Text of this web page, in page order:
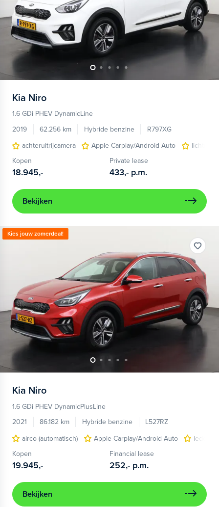
Kia Niro
1.6 GDi PHEV DynamicLine
2019
62.256 km Hybride benzine
R797XG
achteruitrijcamera
Apple Carplay/Android Auto
Kopen
18.945,-
Private lease
433,- p.m.
Bekijken
Kies jouw zomerdeal!
Kia Niro
1.6 GDi PHEV DynamicPlusLine
2021
86.182 km Hybride benzine
L527RZ
airco (automatisch)
Apple Carplay/Android Auto
lederen
Kopen
19.945,-
Financial lease
252,- p.m.
Bekijken